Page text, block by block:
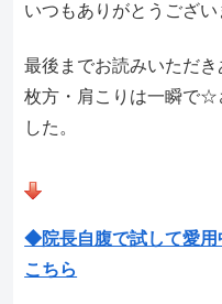
いつもありがとうござい
最後までお読みいただ
枚方・肩こりは一瞬で☆
した。
◆院長自腹で試して愛用
こちら